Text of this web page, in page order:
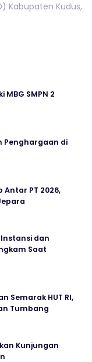
Kabupaten Kudus,
SMPN 2
Penghargaan di
Antar PT 2026,
Instansi dan
Saat
Semarak HUT RI,
Tumbang
Kunjungan